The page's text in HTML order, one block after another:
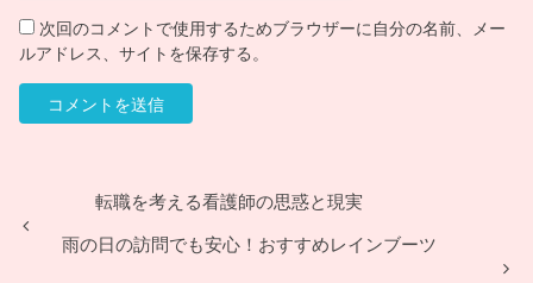
次回のコメントで使用するためブラウザーに自分の名前、メー
ルアドレス、サイトを保存する。
転職を考える看護師の思惑と現実
雨の日の訪問でも安心！おすすめレインブーツ